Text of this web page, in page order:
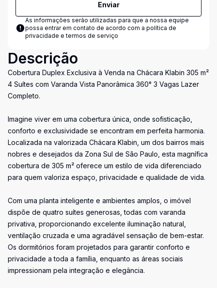
Enviar
As informações serão utilizadas para que a nossa equipe
possa entrar em contato de acordo com a política de
privacidade e termos de serviço
Descrição
Cobertura Duplex Exclusiva à Venda na Chácara Klabin 305 m²
4 Suítes com Varanda Vista Panorâmica 360° 3 Vagas Lazer
Completo.
Imagine viver em uma cobertura única, onde sofisticação,
conforto e exclusividade se encontram em perfeita harmonia.
Localizada na valorizada Chácara Klabin, um dos bairros mais
nobres e desejados da Zona Sul de São Paulo, esta magnífica
cobertura de 305 m² oferece um estilo de vida diferenciado
para quem valoriza espaço, privacidade e qualidade de vida.
Com uma planta inteligente e ambientes amplos, o imóvel
dispõe de quatro suítes generosas, todas com varanda
privativa, proporcionando excelente iluminação natural,
ventilação cruzada e uma agradável sensação de bem-estar.
Os dormitórios foram projetados para garantir conforto e
privacidade a toda a família, enquanto as áreas sociais
impressionam pela integração e elegância.